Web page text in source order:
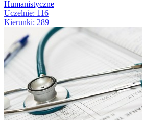
Humanistyczne
Uczelnie: 116
Kierunki: 289